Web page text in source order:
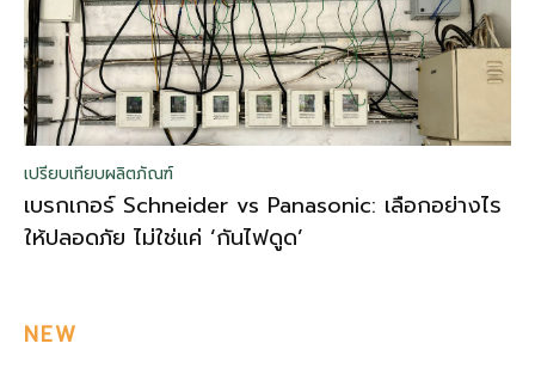
เปรียบเทียบผลิตภัณฑ์
เบรกเกอร์ Schneider vs Panasonic: เลือกอย่างไร
ให้ปลอดภัย ไม่ใช่แค่ ‘กันไฟดูด’
NEW